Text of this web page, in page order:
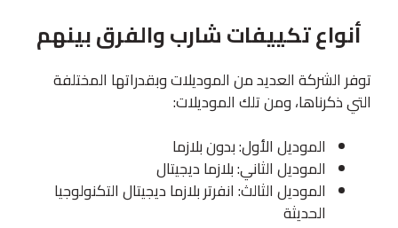
أنواع تكييفات شارب والفرق بينهم
توفر الشركة العديد من الموديلات وبقدراتها المختلفة
التي ذكرناها، ومن تلك الموديلات:
الموديل الأول: بدون بلازما
الموديل الثاني: بلازما ديجيتال
الموديل الثالث: انفرتر بلازما ديجيتال التكنولوجيا
الحديثة